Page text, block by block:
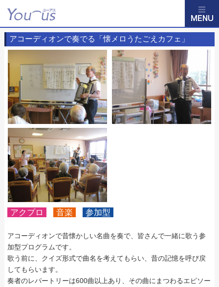
アコーディオンで奏でる「懐メロうたごえカフェ」
アクプロ 音楽 参加型
アコーディオンで昔懐かしい名曲を奏で、皆さんで一緒に歌う参
加型プログラムです。
歌う前に、クイズ形式で曲名を考えてもらい、昔の記憶を呼び戻
してもらいます。
奏者のレパートリーは600曲以上あり、その曲にまつわるエピソー